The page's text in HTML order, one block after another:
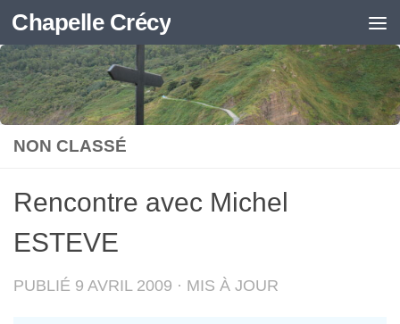
Skip to content
Chapelle Crécy
NON CLASSÉ
Rencontre avec Michel
ESTEVE
PUBLIÉ 9 AVRIL 2009 · MIS À JOUR